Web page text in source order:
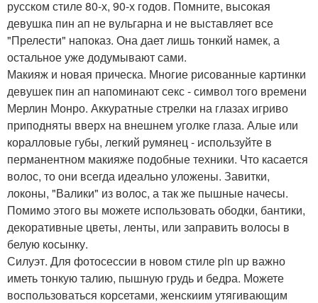
русском стиле 80-х, 90-х годов. Помните, высокая
девушка пин ап не вульгарна и не выставляет все
"Прелести" напоказ. Она дает лишь тонкий намек, а
остальное уже додумывают сами.
Макияж и новая прическа. Многие рисованные картинки
девушек пин ап напоминают секс - символ того времени
Мерлин Монро. Аккуратные стрелки на глазах игриво
приподняты вверх на внешнем уголке глаза. Алые или
коралловые губы, легкий румянец - используйте в
перманентном макияже подобные техники. Что касается
волос, то они всегда идеально уложены. Завитки,
локоны, "Валики" из волос, а так же пышные начесы.
Помимо этого вы можете использовать ободки, бантики,
декоративные цветы, ленты, или заправить волосы в
белую косынку.
Силуэт. Для фотосессии в новом стиле pin up важно
иметь тонкую талию, пышную грудь и бедра. Можете
воспользоваться корсетами, женскиим утягивающим